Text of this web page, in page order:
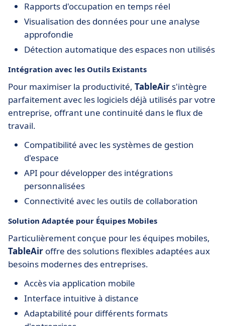
Rapports d'occupation en temps réel
Visualisation des données pour une analyse
approfondie
Détection automatique des espaces non utilisés
Intégration avec les Outils Existants
Pour maximiser la productivité, TableAir s'intègre
parfaitement avec les logiciels déjà utilisés par votre
entreprise, offrant une continuité dans le flux de
travail.
Compatibilité avec les systèmes de gestion
d'espace
API pour développer des intégrations
personnalisées
Connectivité avec les outils de collaboration
Solution Adaptée pour Équipes Mobiles
Particulièrement conçue pour les équipes mobiles,
TableAir offre des solutions flexibles adaptées aux
besoins modernes des entreprises.
Accès via application mobile
Interface intuitive à distance
Adaptabilité pour différents formats